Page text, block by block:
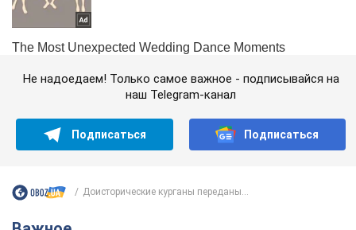
Не надоедаем! Только самое важное - подписывайся на
наш Telegram-канал
Подписаться Подписаться
Доисторические курганы переданы...